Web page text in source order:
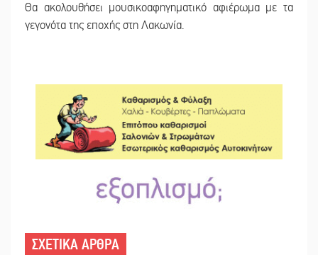
Θα ακολουθήσει μουσικοαφηγηματικό αφιέρωμα με τα
γεγονότα της εποχής στη Λακωνία.
ΣΧΕΤΙΚΑ ΑΡΘΡΑ